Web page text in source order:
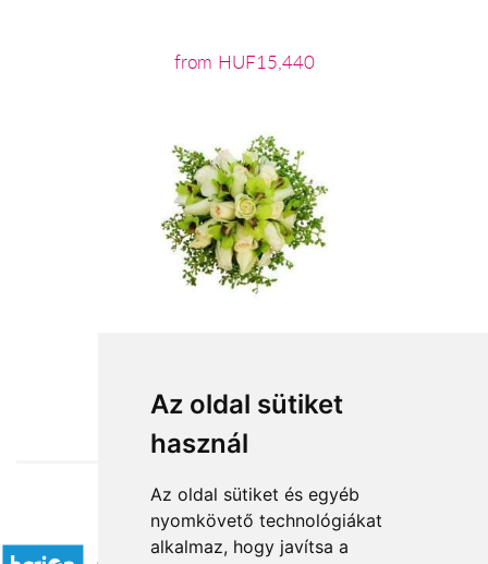
Az oldal sütiket
használ
Az oldal sütiket és egyéb
nyomkövető technológiákat
alkalmaz, hogy javítsa a
from HUF15,440
Accepted payment methods